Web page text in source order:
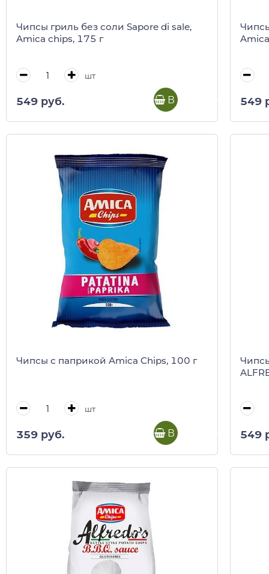
Чипсы гриль без соли Sapore di sale,
Amica chips, 175 г
шт
549 руб. В корзину 549
Чипсы с паприкой Amica Chips, 100 г
шт
359 руб. В корзину 549